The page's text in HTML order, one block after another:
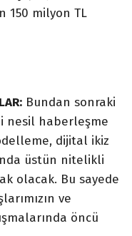
150 milyon TL
Bundan sonraki
nesil haberleşme
dijital ikiz
üstün nitelikli
olacak. Bu sayede
ve
öncü